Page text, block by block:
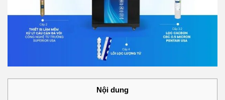
Nội dung